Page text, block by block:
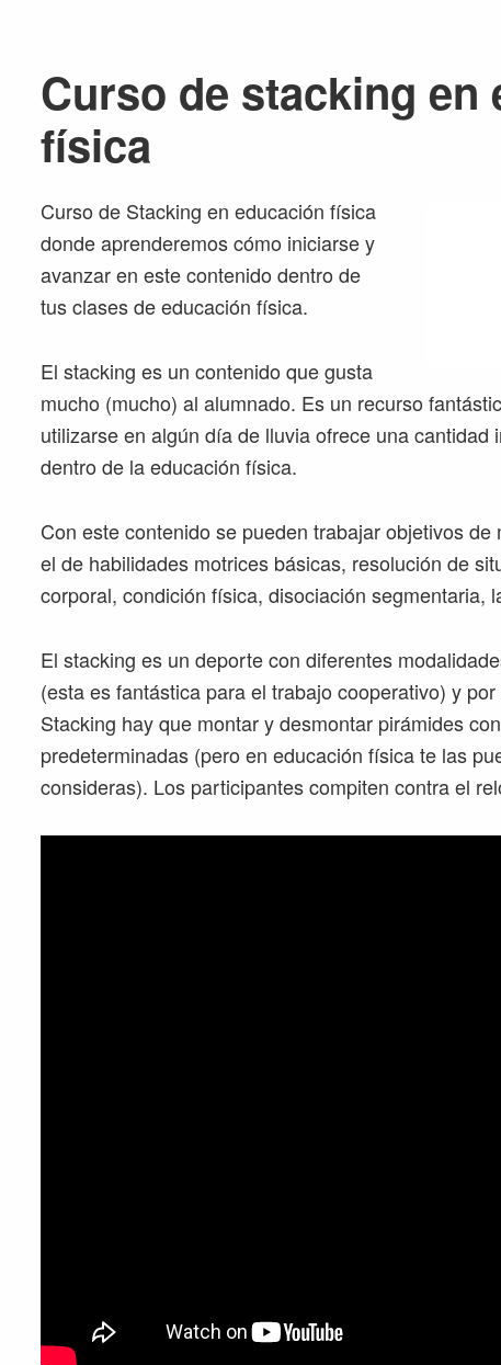
Curso de stacking en
física
Curso de Stacking en educación física
donde aprenderemos cómo iniciarse y
avanzar en este contenido dentro de
tus clases de educación física.
El stacking es un contenido que gusta
mucho (mucho) al alumnado. Es un recurso
utilizarse en algún día de lluvia ofrece una cantidad
dentro de la educación física.
Con este contenido se pueden trabajar objetivos
el de habilidades motrices básicas, resolución de
corporal, condición física, disociación segmentaria,
El stacking es un deporte con diferentes
(esta es fantástica para el trabajo cooperativo) y
Stacking hay que montar y desmontar pirámides
predeterminadas (pero en educación física te las
consideras). Los participantes compiten contra el